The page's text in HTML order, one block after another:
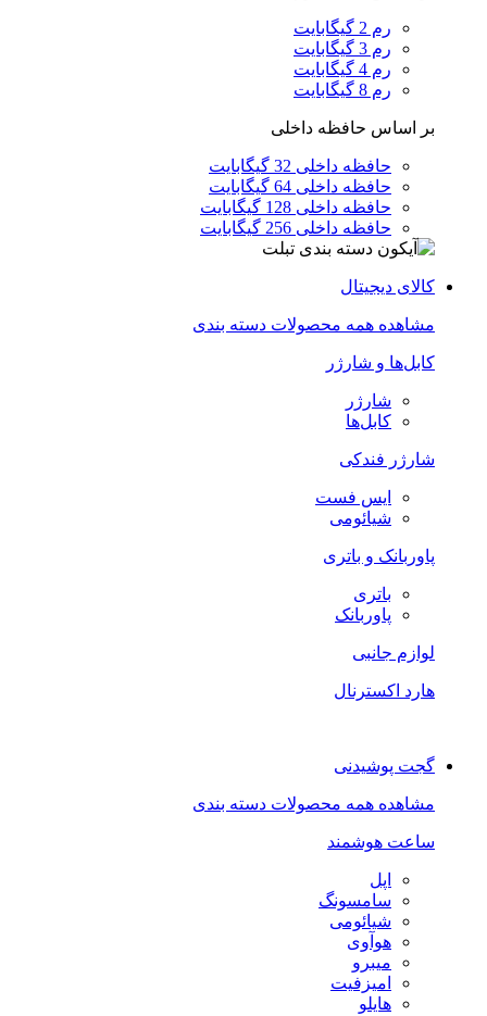
رم 2 گیگابایت
رم 3 گیگابایت
رم 4 گیگابایت
رم 8 گیگابایت
بر اساس حافظه داخلی
حافظه داخلی 32 گیگابایت
حافظه داخلی 64 گیگابایت
حافظه داخلی 128 گیگابایت
حافظه داخلی 256 گیگابایت
کالای دیجیتال
مشاهده همه محصولات دسته بندی
کابل‌ها و شارژر
شارژر
کابل‌ها
شارژر فندکی
ایس فست
شیائومی
پاوربانک و باتری
باتری
پاوربانک
لوازم جانبی
هارد اکسترنال
گجت پوشیدنی
مشاهده همه محصولات دسته بندی
ساعت هوشمند
اپل
سامسونگ
شیائومی
هوآوی
میبرو
امیزفیت
هایلو